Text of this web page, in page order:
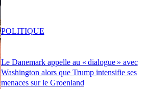
Le Danemark appelle au « dialogue » avec
Washington alors que Trump intensifie ses
menaces sur le Groenland
POLITIQUE